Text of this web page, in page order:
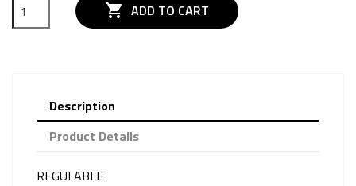
 ADD TO CART
Description
Product Details
REGULABLE